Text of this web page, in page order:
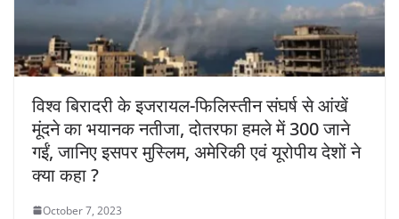
विश्व बिरादरी के इजरायल-फिलिस्तीन संघर्ष से आंखें
मूंदने का भयानक नतीजा, दोतरफा हमले में 300 जाने
गईं, जानिए इसपर मुस्लिम, अमेरिकी एवं यूरोपीय देशों ने
क्या कहा ?
October 7, 2023